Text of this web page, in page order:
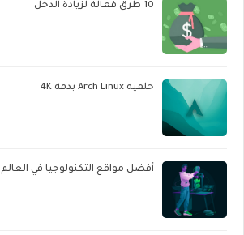
10 طرق فعالة لزيادة الدخل
خلفية Arch Linux بدقة 4K
أفضل مواقع التكنولوجيا في العالم